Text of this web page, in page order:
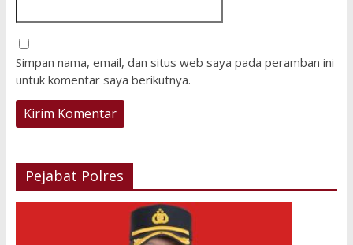
Simpan nama, email, dan situs web saya pada peramban ini
untuk komentar saya berikutnya.
Pejabat Polres